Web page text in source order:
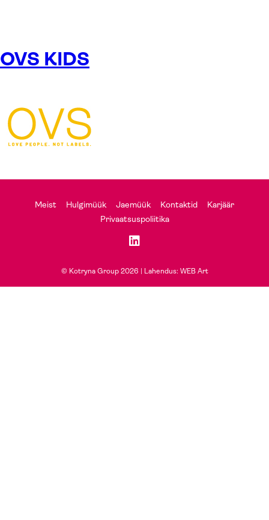
OVS KIDS
Meist Hulgimüük Jaemüük Kontaktid
Karjäär
Privaatsuspoliitika
© Kotryna Group 2026 | Lahendus: WEB Art